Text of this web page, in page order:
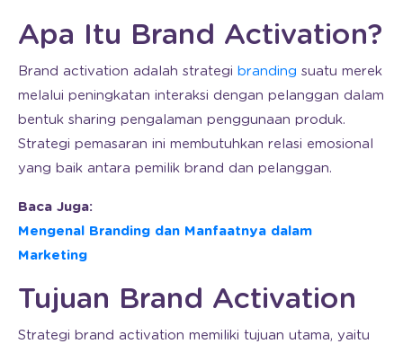
Apa Itu Brand Activation?
Brand activation adalah strategi branding suatu merek
melalui peningkatan interaksi dengan pelanggan dalam
bentuk sharing pengalaman penggunaan produk.
Strategi pemasaran ini membutuhkan relasi emosional
yang baik antara pemilik brand dan pelanggan.
Baca Juga:
Mengenal Branding dan Manfaatnya dalam
Marketing
Tujuan Brand Activation
Strategi brand activation memiliki tujuan utama, yaitu